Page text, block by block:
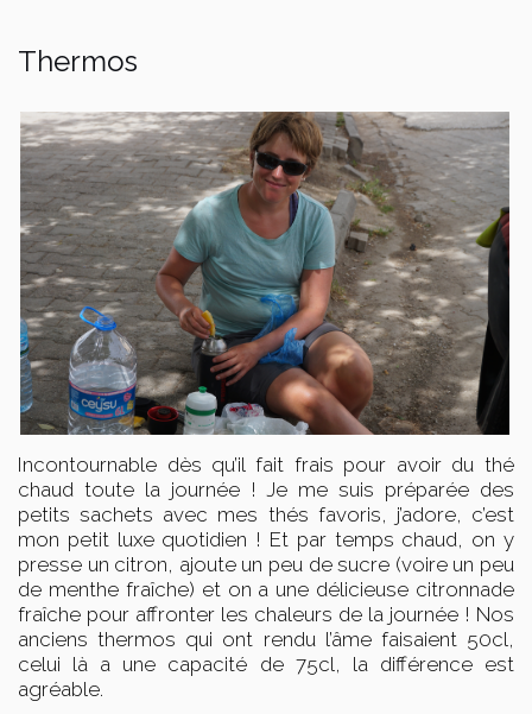
Thermos
Incontournable dès qu’il fait frais pour avoir du thé
chaud toute la journée ! Je me suis préparée des
petits sachets avec mes thés favoris, j’adore, c’est
mon petit luxe quotidien ! Et par temps chaud, on y
presse un citron, ajoute un peu de sucre (voire un peu
de menthe fraîche) et on a une délicieuse citronnade
fraîche pour affronter les chaleurs de la journée ! Nos
anciens thermos qui ont rendu l’âme faisaient 50cl,
celui là a une capacité de 75cl, la différence est
agréable.